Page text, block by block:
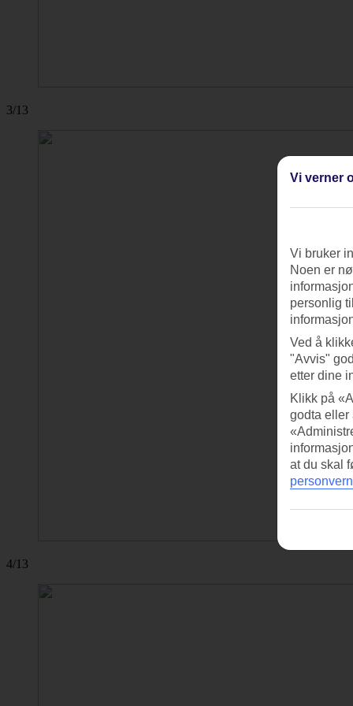
3/13
4/13
Vi verner
Vi bruker
Noen er
personlig
Ved å
"Avvis"
etter dine
Klikk på
godta eller
at du skal